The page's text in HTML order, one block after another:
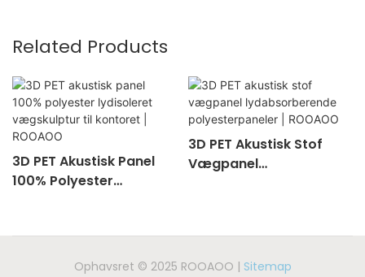
Related Products
3D PET Akustisk Panel
100% Polyester
3D PET Akustisk Stof
Vægpanel
Ophavsret © 2025 ROOAOO | Sitemap